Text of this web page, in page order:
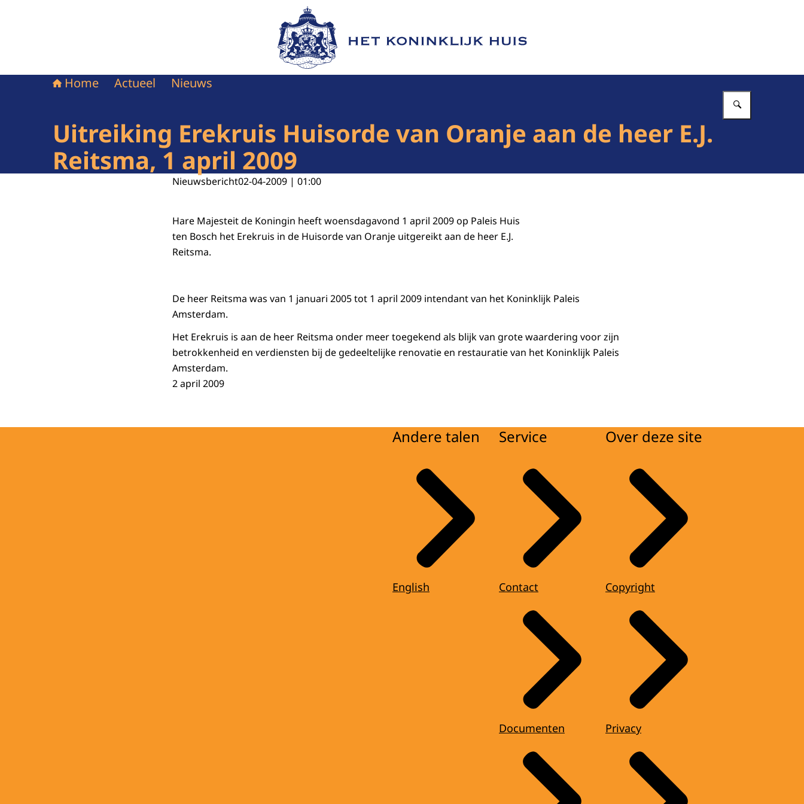
Naar de homepage van Het Koninklijk Huis
Home Actueel Nieuws
Uitreiking Erekruis Huisorde van Oranje aan de heer E.J.
Reitsma, 1 april 2009
Nieuwsbericht02-04-2009 | 01:00
Hare Majesteit de Koningin heeft woensdagavond 1 april 2009 op Paleis Huis
ten Bosch het Erekruis in de Huisorde van Oranje uitgereikt aan de heer E.J.
Reitsma.
De heer Reitsma was van 1 januari 2005 tot 1 april 2009 intendant van het Koninklijk Paleis
Amsterdam.
Het Erekruis is aan de heer Reitsma onder meer toegekend als blijk van grote waardering voor zijn
betrokkenheid en verdiensten bij de gedeeltelijke renovatie en restauratie van het Koninklijk Paleis
Amsterdam.
2 april 2009
Andere talen
English
Service
Contact
Documenten
Over deze site
Copyright
Privacy